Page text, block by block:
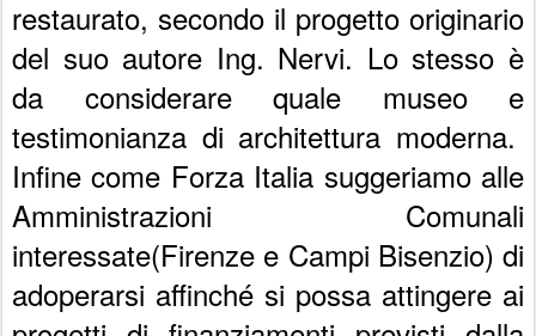
restaurato, secondo il progetto originario
del suo autore Ing. Nervi. Lo stesso è
da considerare quale museo e
testimonianza di architettura moderna.
Infine come Forza Italia suggeriamo alle
Amministrazioni Comunali
interessate(Firenze e Campi Bisenzio) di
adoperarsi affinché si possa attingere ai